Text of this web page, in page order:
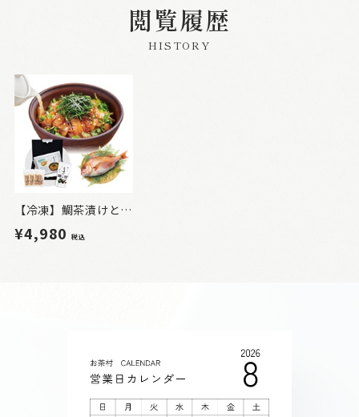
閲覧履歴
HISTORY
【冷凍】鯛茶漬けと旨味だしセット
¥4,980税込